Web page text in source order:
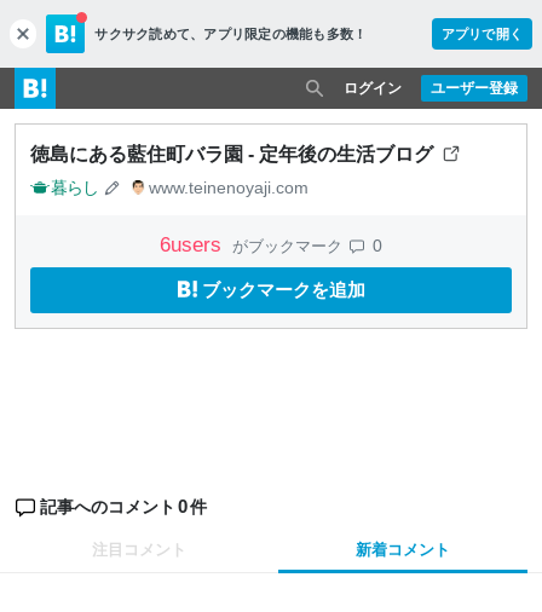
c
l
o
s
e
サクサク読めて、 アプリ限定の機能も多数！ アプリで開く
ユーザー登録
ログイン
徳島にある藍住町バラ園 - 定年後の生活ブログ
暮らし www.teinenoyaji.com
6users がブックマーク 0
ブックマークを追加
記事へのコメント 0件
注目コメント 新着コメント